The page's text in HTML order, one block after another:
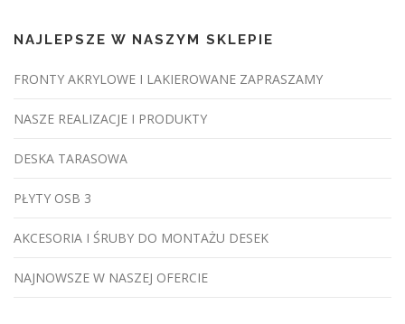
NAJLEPSZE W NASZYM SKLEPIE
FRONTY AKRYLOWE I LAKIEROWANE ZAPRASZAMY
NASZE REALIZACJE I PRODUKTY
DESKA TARASOWA
PŁYTY OSB 3
AKCESORIA I ŚRUBY DO MONTAŻU DESEK
NAJNOWSZE W NASZEJ OFERCIE